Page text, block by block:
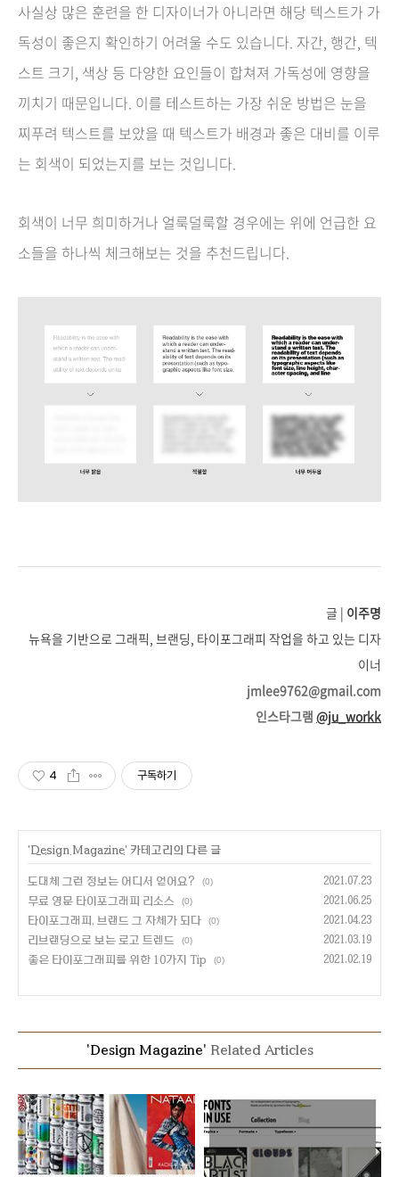
사실상 많은 훈련을 한 디자이너가 아니라면 해당 텍스트가 가
독성이 좋은지 확인하기 어려울 수도 있습니다. 자간, 행간, 텍
스트 크기, 색상 등 다양한 요인들이 합쳐져 가독성에 영향을
끼치기 때문입니다. 이를 테스트하는 가장 쉬운 방법은 눈을
찌푸려 텍스트를 보았을 때 텍스트가 배경과 좋은 대비를 이루
는 회색이 되었는지를 보는 것입니다.
회색이 너무 희미하거나 얼룩덜룩할 경우에는 위에 언급한 요
소들을 하나씩 체크해보는 것을 추천드립니다.
글 | 이주명
뉴욕을 기반으로 그래픽, 브랜딩, 타이포그래피 작업을 하고 있는 디자
이너
jmlee9762@gmail.com
인스타그램 @ju_workk
4 구독하기
' Design Magazine' 카테고리의 다른 글
도대체 그런 정보는 어디서 얻어요? (0) 2021.07.23
무료 영문 타이포그래피 리소스 (0) 2021.06.25
타이포그래피, 브랜드 그 자체가 되다 (0) 2021.04.23
리브랜딩으로 보는 로고 트렌드 (0) 2021.03.19
좋은 타이포그래피를 위한 10가지 Tip (0) 2021.02.19
'Design Magazine' Related Articles